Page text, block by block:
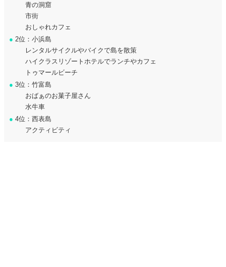
青の洞窟
市街
おしゃれカフェ
● 2位：小浜島
レンタルサイクルやバイクで島を散策
ハイクラスリゾートホテルでランチやカフェ
トゥマールビーチ
● 3位：竹富島
おばぁのお菓子屋さん
水牛車
● 4位：西表島
アクティビティ